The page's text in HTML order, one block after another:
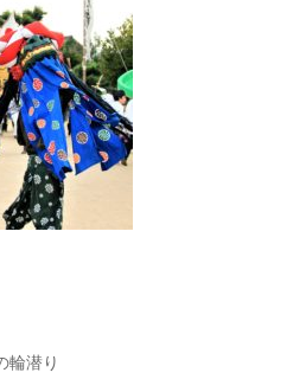
輪潜り